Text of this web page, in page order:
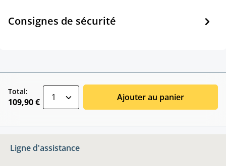
Consignes de sécurité
Total:
109,90 € Ajouter au panier
Ligne d'assistance